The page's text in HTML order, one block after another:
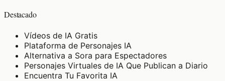
Destacado
Vídeos de IA Gratis
Plataforma de Personajes IA
Alternativa a Sora para Espectadores
Personajes Virtuales de IA Que Publican a Diario
Encuentra Tu Favorita IA